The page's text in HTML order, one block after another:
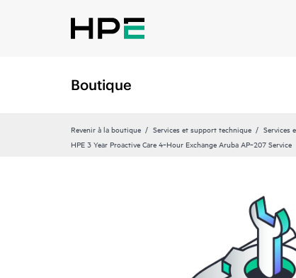
Boutique
Revenir à la boutique Services et support technique Services
HPE 3 Year Proactive Care 4‑Hour Exchange Aruba AP‑207 Service